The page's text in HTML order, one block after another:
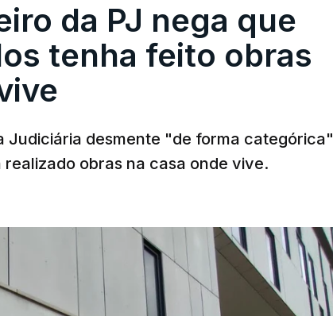
da PJ nega que
tenha feito obras
Judiciária desmente "de forma categórica"
obras na casa onde vive.